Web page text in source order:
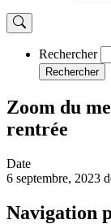
Rechercher
Rechercher
Zoom du
rentrée
Date
6 septembre, 2023
Navigation